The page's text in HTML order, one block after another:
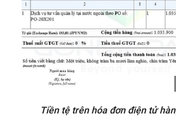
Tiền tệ trên hóa đơn điện tử